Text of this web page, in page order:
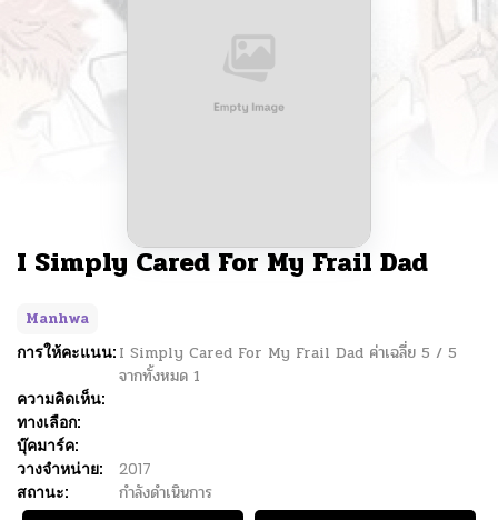
I Simply Cared For My Frail Dad
Manhwa
การให้คะแนน: I Simply Cared For My Frail Dad ค่าเฉลี่ย 5 / 5
จากทั้งหมด 1
ความคิดเห็น:
ทางเลือก:
บุ๊คมาร์ค:
วางจำหน่าย:
2017
สถานะ:
กำลังดำเนินการ